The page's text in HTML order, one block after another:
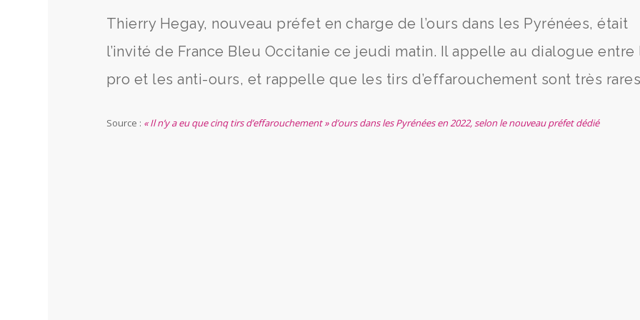
Thierry Hegay, nouveau préfet en charge de l’ours dans les Pyrénées, était
l’invité de France Bleu Occitanie ce jeudi matin. Il appelle au dialogue entre
pro et les anti-ours, et rappelle que les tirs d’effarouchement sont très
Source : « Il n’y a eu que cinq tirs d’effarouchement » d’ours dans les Pyrénées en 2022, selon le nouveau préfet dédié